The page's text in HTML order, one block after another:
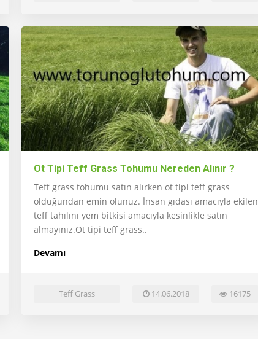
Ot Tipi Teff Grass Tohumu Nereden Alınır ?
Teff grass tohumu satın alırken ot tipi teff grass
olduğundan emin olunuz. İnsan gıdası amacıyla ekilen
teff tahılını yem bitkisi amacıyla kesinlikle satın
almayınız.Ot tipi teff grass..
Devamı
Teff Grass 14.06.2018 16175